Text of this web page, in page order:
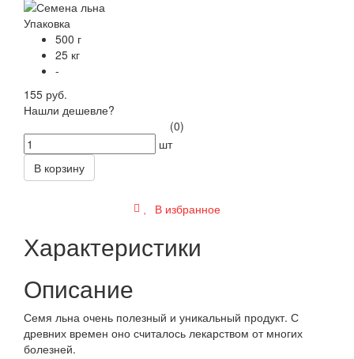
Упаковка
500 г
25 кг
-
155 руб.
Нашли дешевле?
(0)
шт
В корзину
В избранное
Характеристики
Описание
Семя льна очень полезный и уникальный продукт. С
древних времен оно считалось лекарством от многих
болезней.